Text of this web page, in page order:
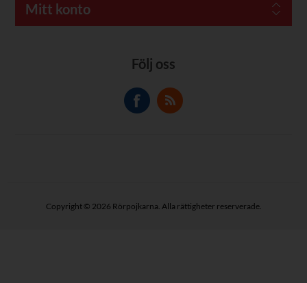
Mitt konto
Följ oss
Copyright © 2026 Rörpojkarna. Alla rättigheter reserverade.